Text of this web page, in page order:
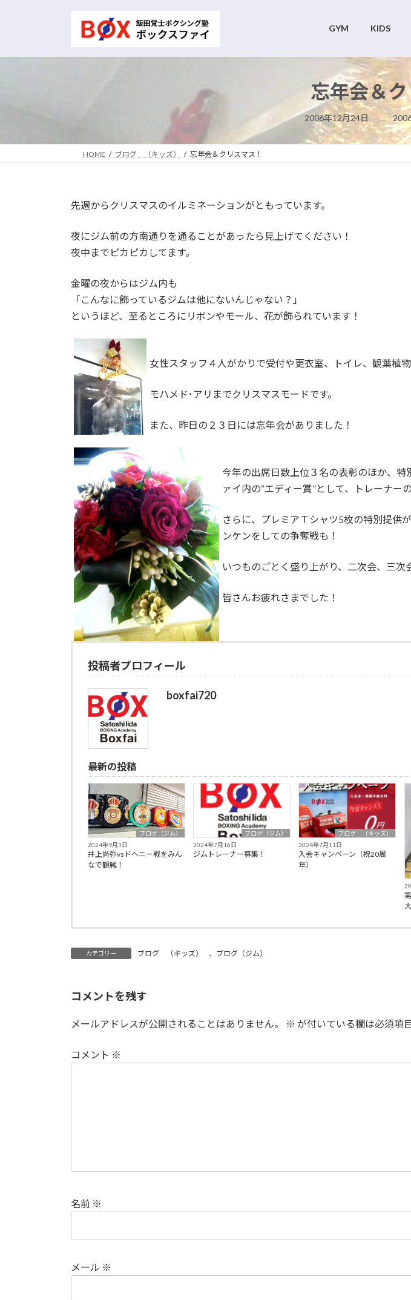
GYM KIDS
忘年会＆ク
2006年12月24日
最
終
更
新
日
HOME ブログ （キッズ） 忘年会＆クリスマス！
先週からクリスマスのイルミネーションがともっています。
夜にジム前の方南通りを通ることがあったら見上げてください！
夜中までピカピカしてます。
金曜の夜からはジム内も
「こんなに飾っているジムは他にないんじゃない？」
というほど、至るところにリボンやモール、花が飾られています！
女性スタッフ４人がかりで受付や更衣室、トイレ、観葉植
モハメド･アリまでクリスマスモードです。
また、昨日の２３日には忘年会がありました！
今年の出席日数上位３名の表彰のほか、特
ァイ内の“エディー賞”として、トレーナー
さらに、プレミアＴシャツ5枚の特別提供
ンケンをしての争奪戦も！
いつものごとく盛り上がり、二次会、三次
皆さんお疲れさまでした！
投稿者プロフィール
boxfai720
最新の投稿
ブログ（ジム）
2024年9月3日
井上尚弥vsドヘニー戦をみん
なで観戦！
ブログ（ジム）
2024年7月16日
ジムトレーナー募集！
ブログ （キッズ）
2024年7月11日
入会キャンペーン（祝20周
年）
カテゴリー ブログ （キッズ） 、 ブログ（ジム）
コメントを残す
メールアドレスが公開されることはありません。 ※ が付いている欄は必須項
コメント ※
名前 ※
メール ※